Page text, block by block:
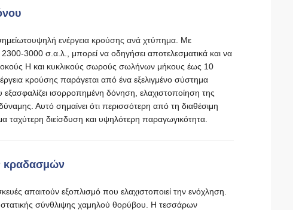
υψηλή ενέργεια κρούσης ανά χτύπημα . Με
3000 σ.α.λ., μπορεί να οδηγήσει αποτελεσματικά και να
H και κυκλικούς σωρούς σωλήνων μήκους έως 10
κρούσης παράγεται από ένα εξελιγμένο σύστημα
ισορροπημένη δόνηση, ελαχιστοποίηση της
Αυτό σημαίνει ότι περισσότερη από τη διαθέσιμη
ταχύτερη διείσδυση και υψηλότερη παραγωγικότητα.
κραδασμών
απαιτούν εξοπλισμό που ελαχιστοποιεί την ενόχληση.
σύνθλιψης χαμηλού θορύβου. Η τεσσάρων